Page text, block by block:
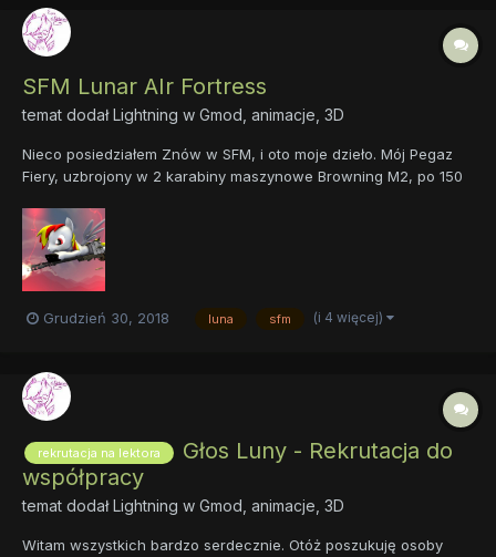
SFM Lunar AIr Fortress
temat dodałLightning w Gmod, animacje, 3D
Nieco posiedziałem Znów w SFM, i oto moje dzieło. Mój Pegaz
Fiery, uzbrojony w 2 karabiny maszynowe Browning M2, po 150
automatycznym namierzaniem Powietrze-Powietrze. Zestaw
Myśliwca Lunarnych Sił Powietrznych
Grudzień 30, 2018 luna sfm (i 4 więcej)
rekrutacja na lektora
Głos Luny - Rekrutacja do
współpracy
temat dodałLightning w Gmod, animacje, 3D
Witam wszystkich bardzo serdecznie. Otóż poszukuję osoby